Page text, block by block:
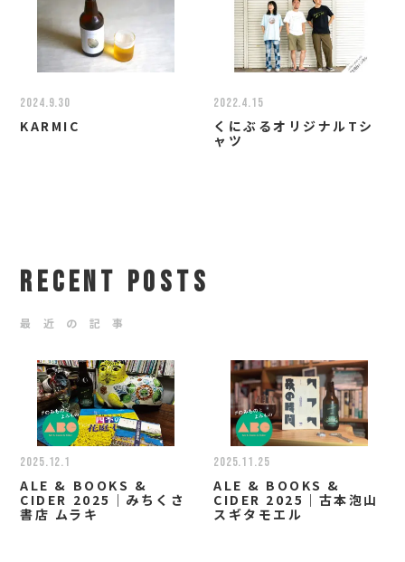
2024.9.30
KARMIC
2022.4.15
くにぶるオリジナルTシ
ャツ
RECENT POSTS
最 近 の 記 事
2025.12.1
ALE & BOOKS &
CIDER 2025｜みちくさ
書店 ムラキ
2025.11.25
ALE & BOOKS &
CIDER 2025｜古本泡山
スギタモエル